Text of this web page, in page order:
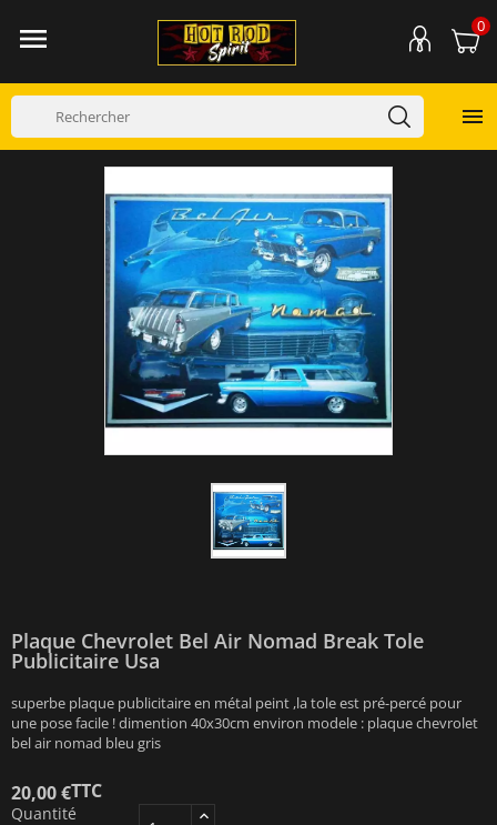
 0

Plaque Chevrolet Bel Air Nomad Break Tole
Publicitaire Usa
superbe plaque publicitaire en métal peint ,la tole est pré-percé pour
une pose facile ! dimention 40x30cm environ modele : plaque chevrolet
bel air nomad bleu gris
20,00 €TTC
Quantité